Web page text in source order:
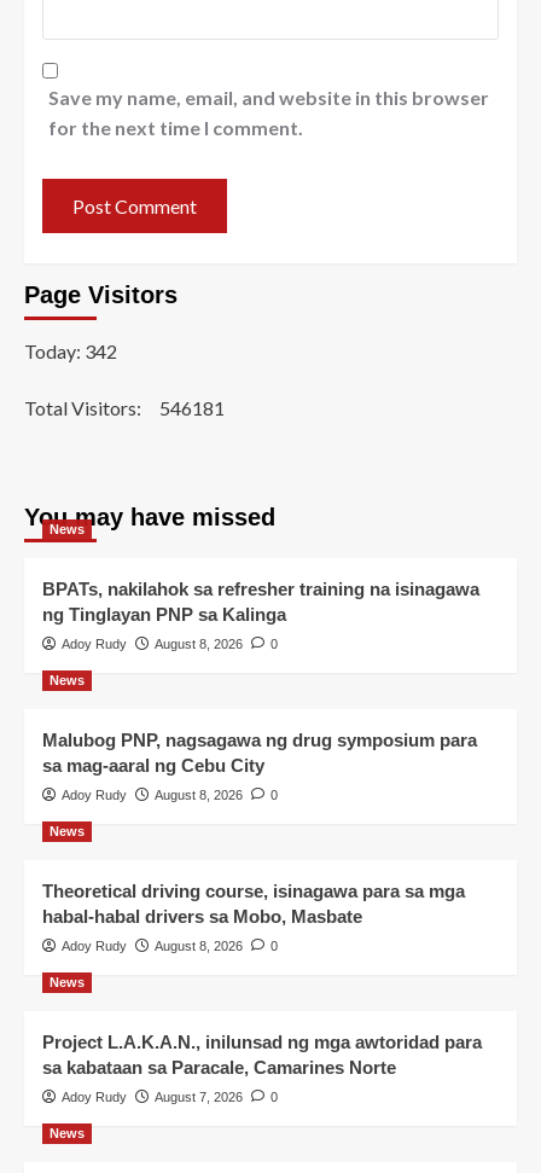
Save my name, email, and website in this browser
for the next time I comment.
Page Visitors
Today: 342
Total Visitors: 546181
You may have missed
News
BPATs, nakilahok sa refresher training na isinagawa
ng Tinglayan PNP sa Kalinga
Adoy Rudy August 8, 2026 0
News
Malubog PNP, nagsagawa ng drug symposium para
sa mag-aaral ng Cebu City
Adoy Rudy August 8, 2026 0
News
Theoretical driving course, isinagawa para sa mga
habal-habal drivers sa Mobo, Masbate
Adoy Rudy August 8, 2026 0
News
Project L.A.K.A.N., inilunsad ng mga awtoridad para
sa kabataan sa Paracale, Camarines Norte
Adoy Rudy August 7, 2026 0
News